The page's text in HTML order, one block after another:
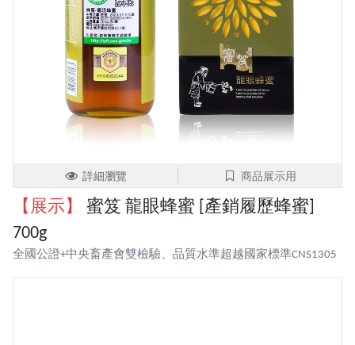
詳細瀏覽 商品展示用
【展示】
蜜笈 龍眼蜂蜜 [產銷履歷蜂蜜]
700g
全國公證+中央畜產會雙檢驗、品質水準超越國家標準CNS1305